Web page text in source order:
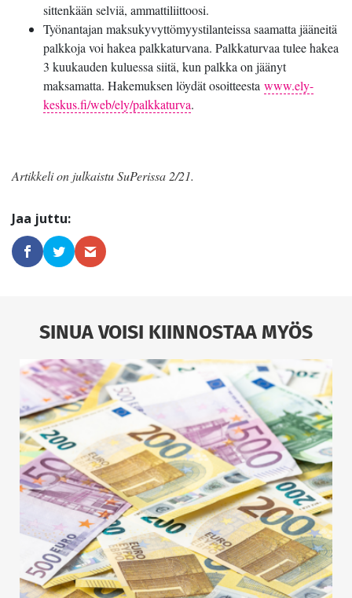
sittenkään selviä, ammattiliittoosi.
Työnantajan maksukyvyttömyystilanteissa saamatta jääneitä
palkkoja voi hakea palkkaturvana. Palkkaturvaa tulee hakea
3 kuukauden kuluessa siitä, kun palkka on jäänyt
maksamatta. Hakemuksen löydät osoitteesta www.ely-
keskus.fi/web/ely/palkkaturva.
Artikkeli on julkaistu SuPerissa 2/21.
SINUA VOISI KIINNOSTAA MYÖS